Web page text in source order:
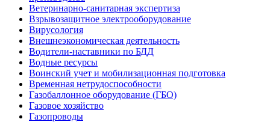
Ветеринарно-санитарная экспертиза
Взрывозащитное электрооборудование
Вирусология
Внешнеэкономическая деятельность
Водители-наставники по БДД
Водные ресурсы
Воинский учет и мобилизационная подготовка
Временная нетрудоспособности
Газобаллонное оборудование (ГБО)
Газовое хозяйство
Газопроводы